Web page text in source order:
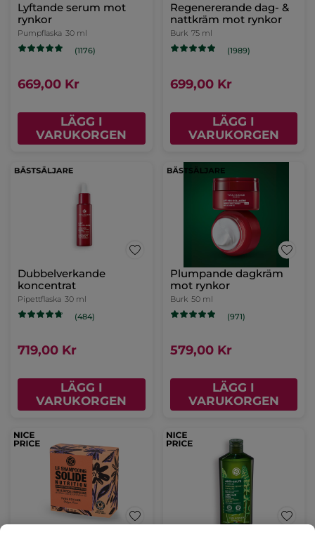
Lyftande serum mot
rynkor
Pumpflaska 30 ml
(1176)
669,00 Kr
LÄGG I
VARUKORGEN
Regenererande dag- &
nattkräm mot rynkor
Burk 75 ml
(1989)
699,00 Kr
LÄGG I
VARUKORGEN
Dubbelverkande
koncentrat
Pipettflaska 30 ml
(484)
719,00 Kr
LÄGG I
VARUKORGEN
Plumpande dagkräm
mot rynkor
Burk 50 ml
(971)
579,00 Kr
LÄGG I
VARUKORGEN